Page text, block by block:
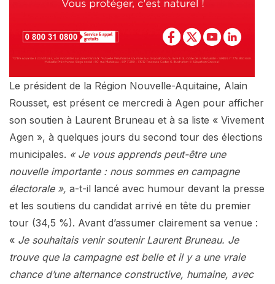
Le président de la Région Nouvelle-Aquitaine, Alain
Rousset, est présent ce mercredi à Agen pour afficher
son soutien à Laurent Bruneau et à sa liste « Vivement
Agen », à quelques jours du second tour des élections
municipales. « Je vous apprends peut-être une
nouvelle importante : nous sommes en campagne
électorale », a-t-il lancé avec humour devant la presse
et les soutiens du candidat arrivé en tête du premier
tour (34,5 %). Avant d’assumer clairement sa venue :
« Je souhaitais venir soutenir Laurent Bruneau. Je
trouve que la campagne est belle et il y a une vraie
chance d’une alternance constructive, humaine, avec